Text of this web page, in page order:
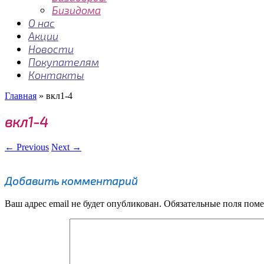
Бизидома
О нас
Акции
Новости
Покупателям
Контакты
Главная » вкл1-4
вкл1-4
← Previous Next →
Добавить комментарий
Ваш адрес email не будет опубликован. Обязательные поля